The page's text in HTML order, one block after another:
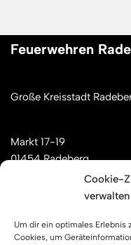
Cookie-
verwalten
Um dir ein optimales Erlebnis
Cookies, um
Feuerwehren
Große Kreisstadt
Markt 17-19
01454 Radeberg
Mail:
Feuerwehren